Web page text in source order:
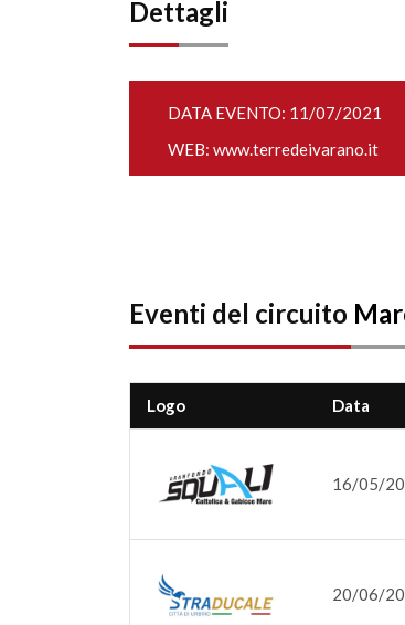
Dettagli
DATA EVENTO: 11/07/2021
WEB: www.terredeivarano.it
Eventi del circuito
Logo Data
16/05/
20/06/